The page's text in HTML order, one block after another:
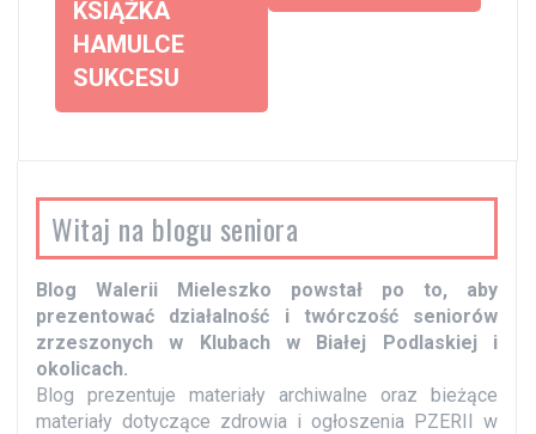
w
s
y
KSIĄŻKA
HAMULCE
SUKCESU
Witaj na blogu seniora
Blog Walerii Mieleszko powstał po to, aby
prezentować działalność i twórczość seniorów
zrzeszonych w Klubach w Białej Podlaskiej i
okolicach.
Blog prezentuje materiały archiwalne oraz bieżące
materiały dotyczące zdrowia i ogłoszenia PZERII w